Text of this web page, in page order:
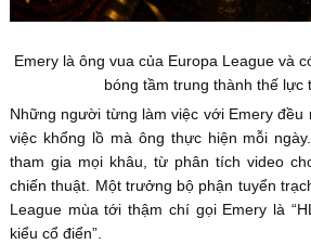
Emery là ông vua của Europa League và
bóng tầm trung thành thế lực
Những người từng làm việc với Emery đều
việc khổng lồ mà ông thực hiện mỗi
tham gia mọi khâu, từ phân tích video
chiến thuật. Một trưởng bộ phận tuyển
League mùa tới thậm chí gọi Emery là
kiểu cổ điển”.